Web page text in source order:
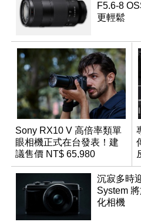
F5.6-8
更輕鬆
Sony RX10 V 高倍率類單
眼相機正式在台發表！建
議售價 NT$ 65,980
沉寂多時
System
化相機